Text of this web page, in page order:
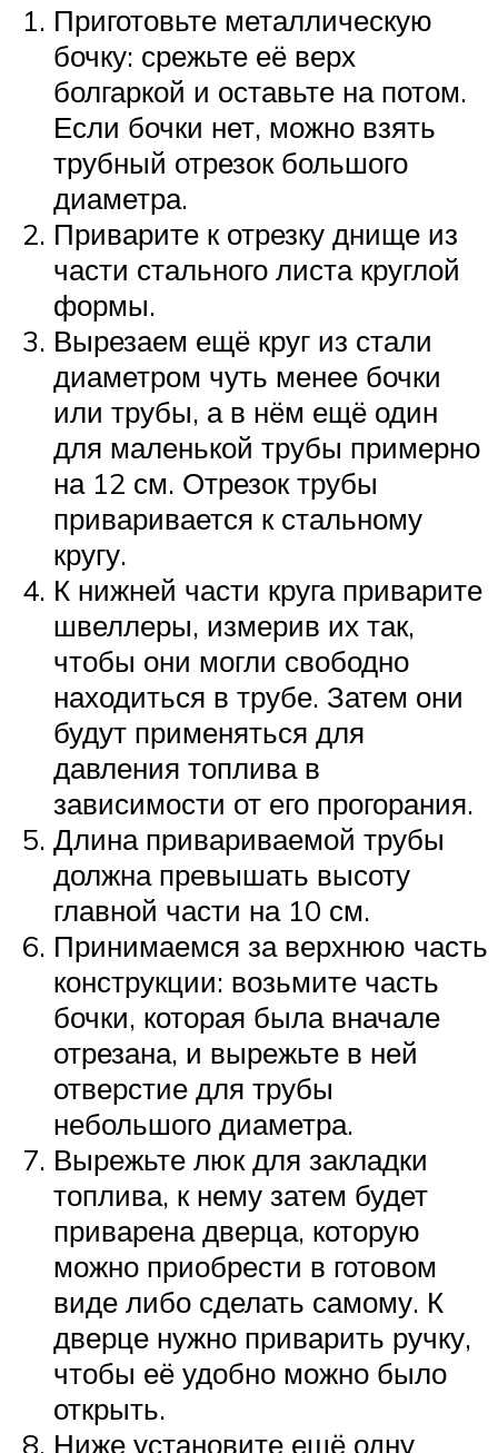
Приготовьте металлическую
бочку: срежьте её верх
болгаркой и оставьте на потом.
Если бочки нет, можно взять
трубный отрезок большого
диаметра.
Приварите к отрезку днище из
части стального листа круглой
формы.
Вырезаем ещё круг из стали
диаметром чуть менее бочки
или трубы, а в нём ещё один
для маленькой трубы примерно
на 12 см. Отрезок трубы
приваривается к стальному
кругу.
К нижней части круга приварите
швеллеры, измерив их так,
чтобы они могли свободно
находиться в трубе. Затем они
будут применяться для
давления топлива в
зависимости от его прогорания.
Длина привариваемой трубы
должна превышать высоту
главной части на 10 см.
Принимаемся за верхнюю часть
конструкции: возьмите часть
бочки, которая была вначале
отрезана, и вырежьте в ней
отверстие для трубы
небольшого диаметра.
Вырежьте люк для закладки
топлива, к нему затем будет
приварена дверца, которую
можно приобрести в готовом
виде либо сделать самому. К
дверце нужно приварить ручку,
чтобы её удобно можно было
открыть.
Ниже установите ещё одну